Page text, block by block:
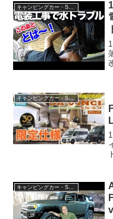
キャンピングカー・SUV人気車種
キャンピングカー・SUV人気車種